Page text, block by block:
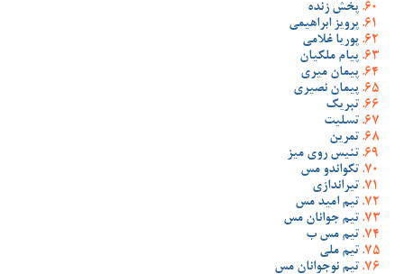
پخش زنده
پرویز ابراهیمی
پوریا غلامی
پیام ملکیان
پیمان میری
پیمان نصیری
تبریک
تسلیت
تمرین
تنیس روی میز
تکواندو مس
تیراندازی
تیم امید مس
تیم جوانان مس
تیم مس ب
تیم ملی
تیم نوجوانان مس